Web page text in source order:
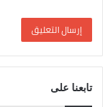
تابعنا على